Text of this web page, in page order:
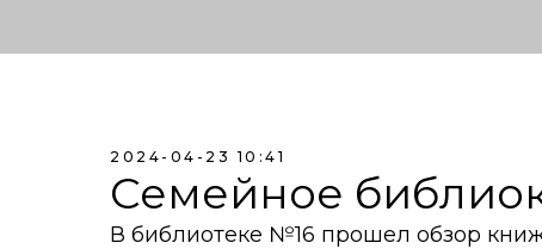
2024-04-23 10:41
Семейное
В библиотеке №16 прошел обзор